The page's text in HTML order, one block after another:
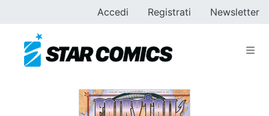
Accedi Registrati Newsletter